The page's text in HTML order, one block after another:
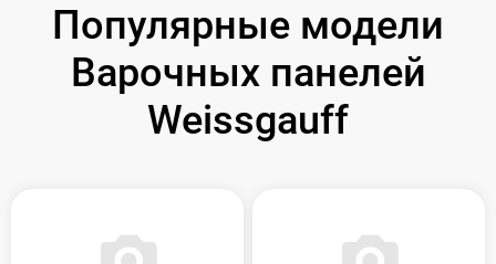
Популярные модели
Варочных панелей
Weissgauff